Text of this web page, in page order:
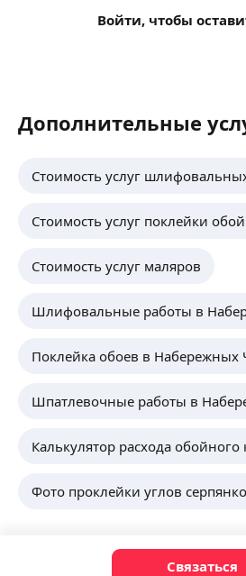
Войти, чтобы
Дополнительные
Стоимость услуг
Стоимость услуг поклейки
Стоимость услуг маляров
Шлифовальные работы в
Поклейка обоев в Набережных
Шпатлевочные работы в
Калькулятор расхода обойного
Фото проклейки углов
Связаться